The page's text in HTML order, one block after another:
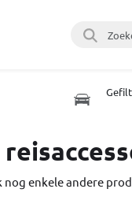
Zoeken
enkele andere